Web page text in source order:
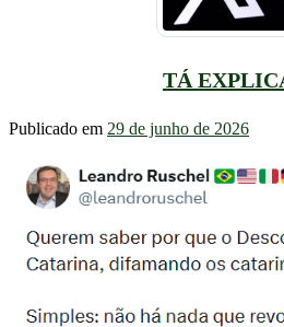
TÁ
Publicado em 29 de junho de 2026